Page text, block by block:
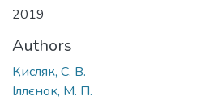
2019
Authors
Кисляк, С. В.
Іллєнок, М. П.